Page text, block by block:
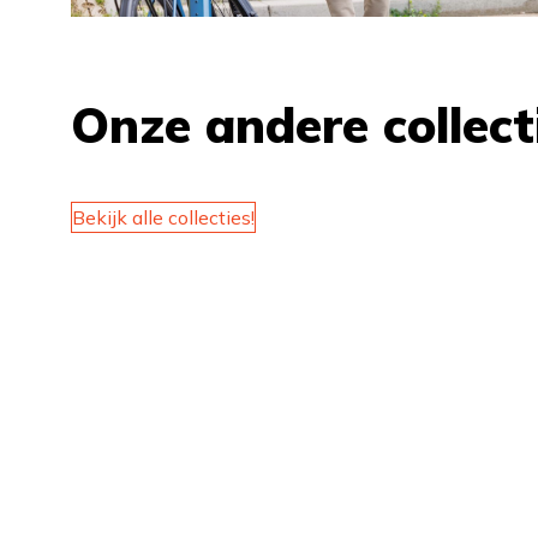
Onze andere
Bekijk alle collecties!